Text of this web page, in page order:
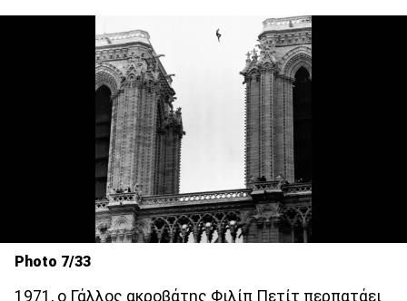
Photo 7/33
1971, ο Γάλλος ακροβάτης Φιλίπ Πετίτ περπατάει